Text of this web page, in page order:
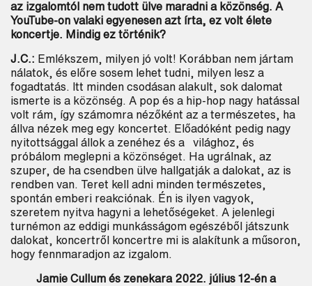
Keresés
az izgalomtól nem tudott ülve maradni a közönség. A
YouTube-on valaki egyenesen azt írta, ez volt élete
koncertje. Mindig ez történik?
J.C.: Emlékszem, milyen jó volt! Korábban nem jártam
nálatok, és előre sosem lehet tudni, milyen lesz a
fogadtatás. Itt minden csodásan alakult, sok dalomat
ismerte is a közönség. A pop és a hip-hop nagy hatással
volt rám, így számomra nézőként az a természetes, ha
állva nézek meg egy koncertet. Előadóként pedig nagy
nyitottsággal állok a zenéhez és a világhoz, és
próbálom meglepni a közönséget. Ha ugrálnak, az
szuper, de ha csendben ülve hallgatják a dalokat, az is
rendben van. Teret kell adni minden természetes,
spontán emberi reakciónak. Én is ilyen vagyok,
szeretem nyitva hagyni a lehetőségeket. A jelenlegi
turnémon az eddigi munkásságom egészéből játszunk
dalokat, koncertről koncertre mi is alakítunk a műsoron,
hogy fennmaradjon az izgalom.
Jamie Cullum és zenekara 2022. július 12-én a